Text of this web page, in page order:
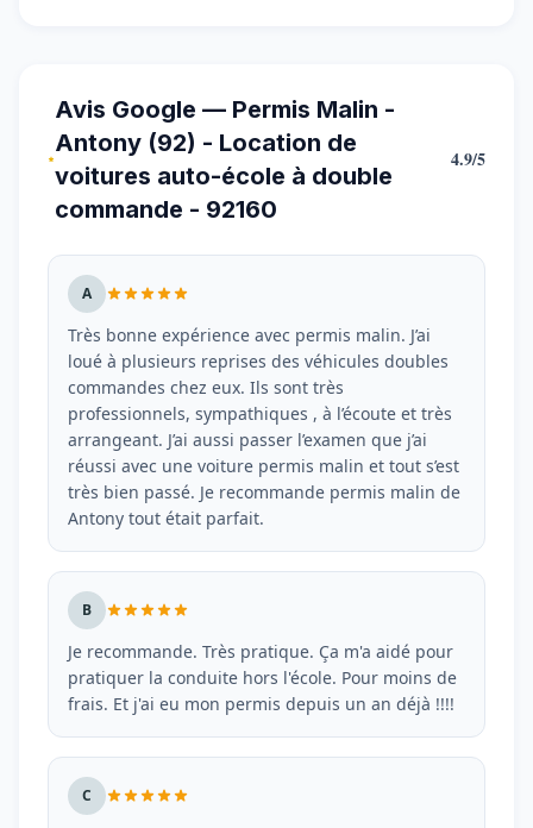
Avis Google — Permis Malin -
Antony (92) - Location de
voitures auto-école à double
commande - 92160
4.9/5
A
Très bonne expérience avec permis malin. J’ai
loué à plusieurs reprises des véhicules doubles
commandes chez eux. Ils sont très
professionnels, sympathiques , à l’écoute et très
arrangeant. J’ai aussi passer l’examen que j’ai
réussi avec une voiture permis malin et tout s’est
très bien passé. Je recommande permis malin de
Antony tout était parfait.
B
Je recommande. Très pratique. Ça m'a aidé pour
pratiquer la conduite hors l'école. Pour moins de
frais. Et j'ai eu mon permis depuis un an déjà !!!!
C